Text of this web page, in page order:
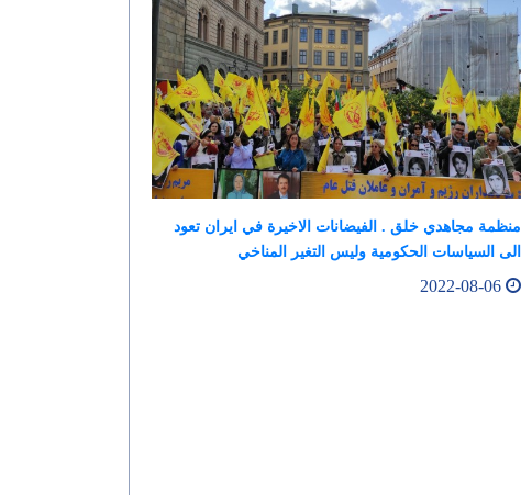
منظمة مجاهدي خلق . الفيضانات الاخيرة في ايران تعود
الى السياسات الحكومية وليس التغير المناخي